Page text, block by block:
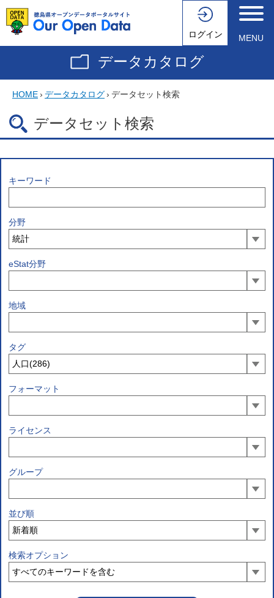
ログイン MENU
データカタログ
HOME› データカタログ› データセット検索
データセット検索
キーワード
分野
eStat分野
地域
タグ
フォーマット
ライセンス
グループ
並び順
検索オプション